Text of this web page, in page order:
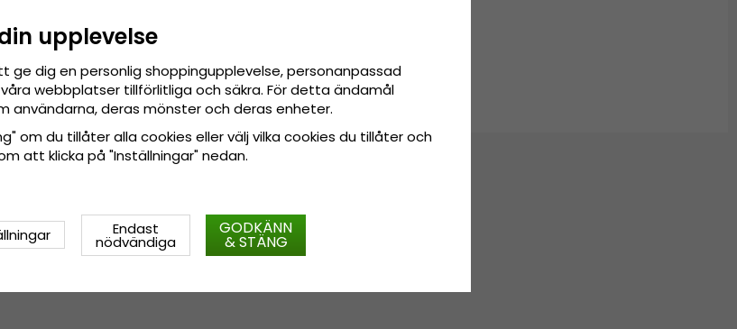
upplevelse
ge dig en personlig shoppingupplevelse, personanpassad
webbplatser tillförlitliga och säkra. För detta ändamål
användarna, deras mönster och deras enheter.
om du tillåter alla cookies eller välj vilka cookies du tillåter och
att klicka på "Inställningar" nedan.
Endast
nödvändiga
GODKÄNN
& STÄNG